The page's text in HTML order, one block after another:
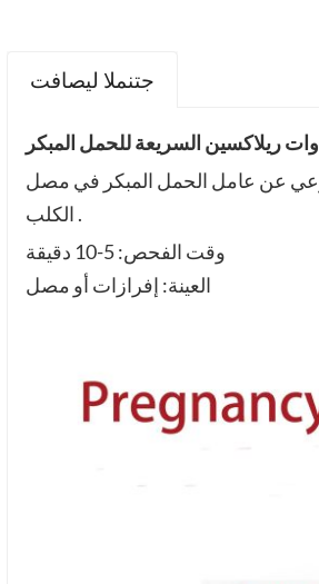
جتنملا ليصافت
ريلاكسين السريعة للحمل المبكر
عن عامل الحمل المبكر في مصل
الكلب .
وقت الفحص: 5-10 دقيقة
العينة: إفرازات أو مصل